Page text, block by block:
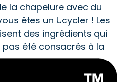
la chapelure avec du
êtes un Ucycler ! Les
des ingrédients qui
pas été consacrés à la